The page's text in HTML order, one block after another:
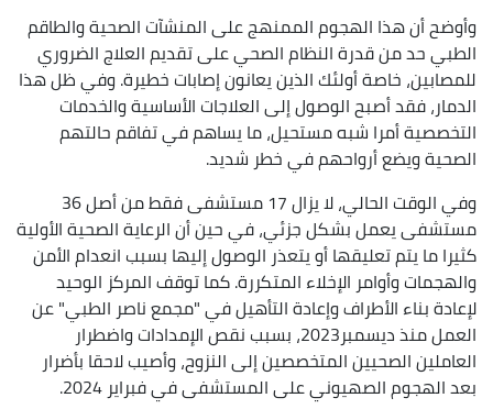
وأوضح أن هذا الهجوم الممنهج على المنشآت الصحية والطاقم
الطبي حد من قدرة النظام الصحي على تقديم العلاج الضروري
للمصابين، خاصة أولئك الذين يعانون إصابات خطيرة. وفي ظل هذا
الدمار، فقد أصبح الوصول إلى العلاجات الأساسية والخدمات
التخصصية أمرا شبه مستحيل، ما يساهم في تفاقم حالتهم
الصحية ويضع أرواحهم في خطر شديد.
وفي الوقت الحالي، لا يزال 17 مستشفى فقط من أصل 36
مستشفى يعمل بشكل جزئي، في حين أن الرعاية الصحية الأولية
كثيرا ما يتم تعليقها أو يتعذر الوصول إليها بسبب انعدام الأمن
والهجمات وأوامر الإخلاء المتكررة. كما توقف المركز الوحيد
لإعادة بناء الأطراف وإعادة التأهيل في "مجمع ناصر الطبي" عن
العمل منذ ديسمبر2023، بسبب نقص الإمدادات واضطرار
العاملين الصحيين المتخصصين إلى النزوح، وأصيب لاحقا بأضرار
بعد الهجوم الصهيوني على المستشفى في فبراير 2024.